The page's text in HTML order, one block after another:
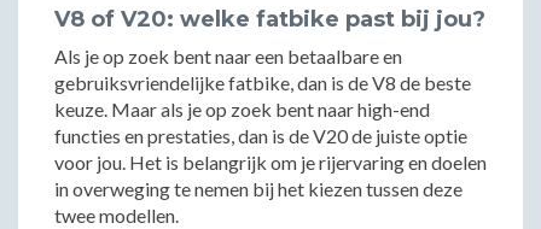
V8 of V20: welke fatbike past bij jou?
Als je op zoek bent naar een betaalbare en
gebruiksvriendelijke fatbike, dan is de V8 de beste
keuze. Maar als je op zoek bent naar high-end
functies en prestaties, dan is de V20 de juiste optie
voor jou. Het is belangrijk om je rijervaring en doelen
in overweging te nemen bij het kiezen tussen deze
twee modellen.